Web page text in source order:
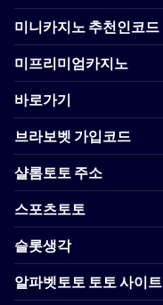
미니카지노 추천인코드
미프리미엄카지노
바로가기
브라보벳 가입코드
샬롬토토 주소
스포츠토토
슬롯생각
알파벳토토 토토 사이트